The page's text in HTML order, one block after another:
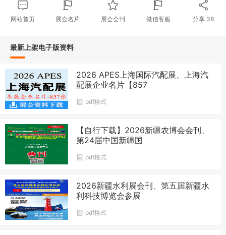
网站首页 展会名片 展会会刊 微信客服 分享 38
最新上架电子版资料
2026 APES上海国际汽配展、上海汽
配展企业名片【857
pdf格式
【自行下载】2026新疆农博会会刊、
第24届中国新疆国
pdf格式
2026新疆水利展会刊、第五届新疆水
利科技博览会参展
pdf格式